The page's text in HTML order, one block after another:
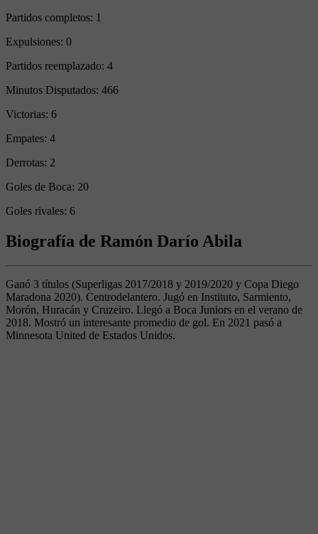
Partidos completos: 1
Expulsiones: 0
Partidos reemplazado: 4
Minutos Disputados: 466
Victorias: 6
Empates: 4
Derrotas: 2
Goles de Boca: 20
Goles rivales: 6
Biografía de Ramón Darío Abila
Ganó 3 títulos (Superligas 2017/2018 y 2019/2020 y Copa Diego
Maradona 2020). Centrodelantero. Jugó en Instituto, Sarmiento,
Morón, Huracán y Cruzeiro. Llegó a Boca Juniors en el verano de
2018. Mostró un interesante promedio de gol. En 2021 pasó a
Minnesota United de Estados Unidos.